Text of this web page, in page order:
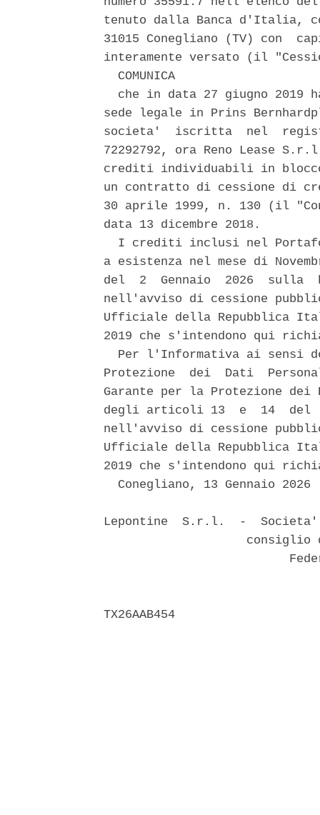
tenuto dalla Banca d'Italia,
31015 Conegliano (TV) con
interamente versato (il
  COMUNICA
che in data 27 giugno 2019
sede legale in Prins
societa'  iscritta  nel
72292792, ora Reno Lease
crediti individuabili in
un contratto di cessione di
30 aprile 1999, n. 130 (il
data 13 dicembre 2018.
I crediti inclusi nel
a esistenza nel mese di
del  2  Gennaio  2026
nell'avviso di cessione
Ufficiale della Repubblica
2019 che s'intendono qui
Per l'Informativa ai sensi
Protezione  dei  Dati
Garante per la Protezione
degli articoli 13  e  14  del
nell'avviso di cessione
Ufficiale della Repubblica
2019 che s'intendono qui
  Conegliano, 13 Gennaio 2026
Lepontine  S.r.l.  -